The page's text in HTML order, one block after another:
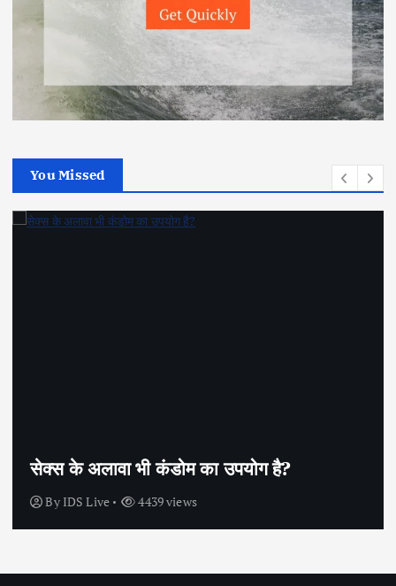
You Missed
सेक्स के अलावा भी कंडोम का उपयोग है?
By IDS Live 4439 views